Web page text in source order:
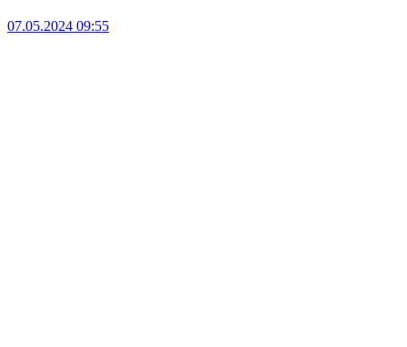
07.05.2024 09:55